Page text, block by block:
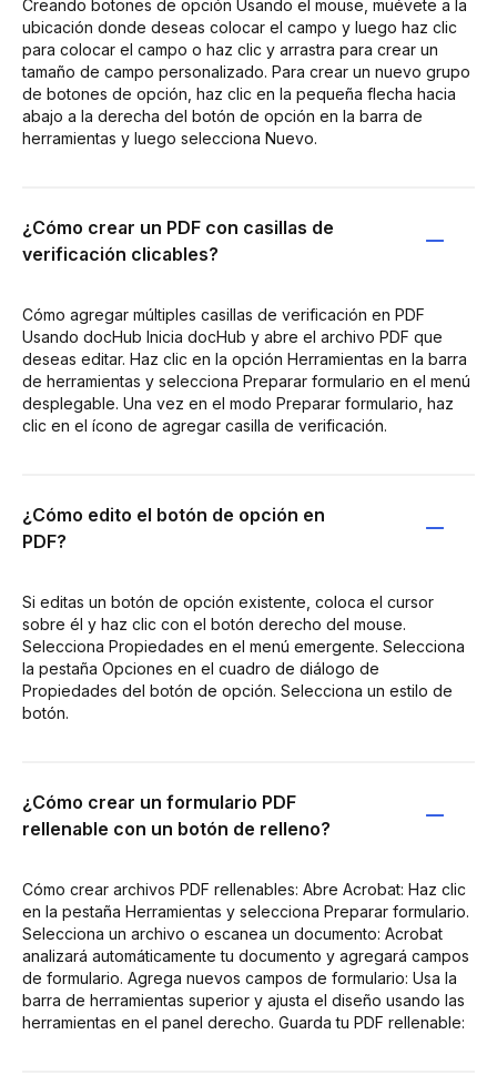
Creando botones de opción Usando el mouse, muévete a la
ubicación donde deseas colocar el campo y luego haz clic
para colocar el campo o haz clic y arrastra para crear un
tamaño de campo personalizado. Para crear un nuevo grupo
de botones de opción, haz clic en la pequeña flecha hacia
abajo a la derecha del botón de opción en la barra de
herramientas y luego selecciona Nuevo.
¿Cómo crear un PDF con casillas de
verificación clicables?
Cómo agregar múltiples casillas de verificación en PDF
Usando docHub Inicia docHub y abre el archivo PDF que
deseas editar. Haz clic en la opción Herramientas en la barra
de herramientas y selecciona Preparar formulario en el menú
desplegable. Una vez en el modo Preparar formulario, haz
clic en el ícono de agregar casilla de verificación.
¿Cómo edito el botón de opción en
PDF?
Si editas un botón de opción existente, coloca el cursor
sobre él y haz clic con el botón derecho del mouse.
Selecciona Propiedades en el menú emergente. Selecciona
la pestaña Opciones en el cuadro de diálogo de
Propiedades del botón de opción. Selecciona un estilo de
botón.
¿Cómo crear un formulario PDF
rellenable con un botón de relleno?
Cómo crear archivos PDF rellenables: Abre Acrobat: Haz clic
en la pestaña Herramientas y selecciona Preparar formulario.
Selecciona un archivo o escanea un documento: Acrobat
analizará automáticamente tu documento y agregará campos
de formulario. Agrega nuevos campos de formulario: Usa la
barra de herramientas superior y ajusta el diseño usando las
herramientas en el panel derecho. Guarda tu PDF rellenable: